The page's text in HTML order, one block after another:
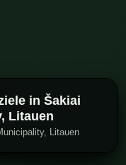
in Šakiai
Litauen
Litauen